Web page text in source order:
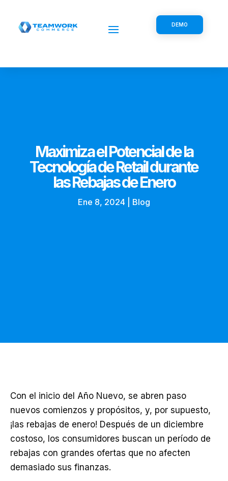
DEMO
Maximiza el Potencial de la
Tecnología de Retail durante
las Rebajas de Enero
Ene 8, 2024 Blog
Con el inicio del Año Nuevo, se abren paso
nuevos comienzos y propósitos, y, por supuesto,
¡las rebajas de enero! Después de un diciembre
costoso, los consumidores buscan un período de
rebajas con grandes ofertas que no afecten
demasiado sus finanzas.